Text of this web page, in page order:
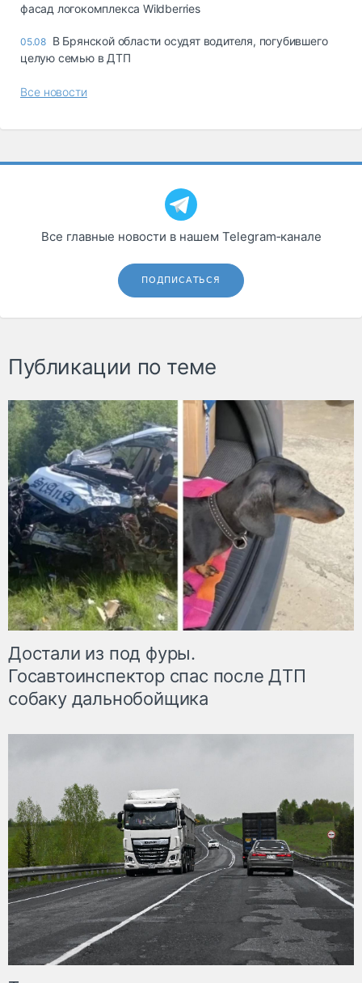
фасад логокомплекса Wildberries
05.08 В Брянской области осудят водителя, погубившего
целую семью в ДТП
Все новости
Все главные новости в нашем Telegram‑канале
ПОДПИСАТЬСЯ
Публикации по теме
Достали из под фуры.
Госавтоинспектор спас после ДТП
собаку дальнобойщика